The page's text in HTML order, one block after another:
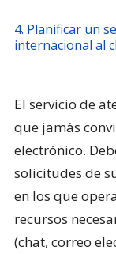
4. Planificar un
internacional al
El servicio de
que jamás
electrónico.
solicitudes de
en los que
recursos
(chat, correo